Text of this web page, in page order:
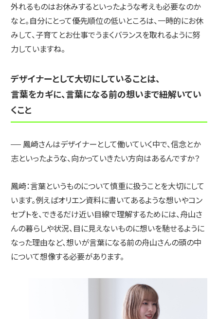
外れるものはお休みするといったような考えも必要なのか
なと。自分にとって優先順位の低いところは、一時的にお休
みして、子育てとお仕事でうまくバランスを取れるように努
力していますね。
デザイナーとして大切にしていることは、
言葉をカギに、言葉になる前の想いまで紐解いてい
くこと
鳳崎さんはデザイナーとして働いていく中で、信念とか
志といったような、向かっていきたい方向はあるんですか？
鳳崎：言葉というものについて慎重に扱うことを大切にして
います。例えばオリエン資料に書いてあるような想いやコン
セプトを、できるだけ近い目線で理解するためには、舟山さ
んの暮らしや状況、目に見えないものに想いを馳せるように
なった理由など、想いが言葉になる前の舟山さんの頭の中
について想像する必要があります。